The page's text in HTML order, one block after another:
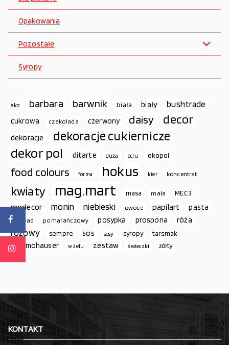
Opakowania
Pozostałe
Syropy
ako barbara barwnik biała biały bushtrade
cukrowa czekolada czerwony daisy decor
dekoracje dekoracje cukiernicze
dekor pol ditarte duża ecru ekopol
food colours forma hokus kier koncentrat
kwiaty mag.mart masa mała MEC3
modecor monin niebieski owoce papilart pasta
podkład pomarańczowy posypka prospona róża
różowy sempre sos sosy syropy tarsmak
thermohauser w żelu zestaw świeczki żółty
KONTAKT